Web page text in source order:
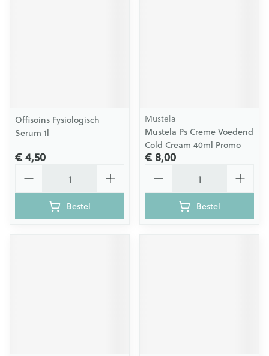
Offisoins Fysiologisch
Serum 1l
€ 4,50
Bestel
Mustela
Mustela Ps Creme Voedend
Cold Cream 40ml Promo
€ 8,00
Bestel